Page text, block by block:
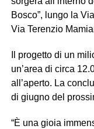
Bosco”, lungo la
Via Terenzio
Il progetto di un
un’area di circa
all’aperto. La
di giugno del
“È una gioia